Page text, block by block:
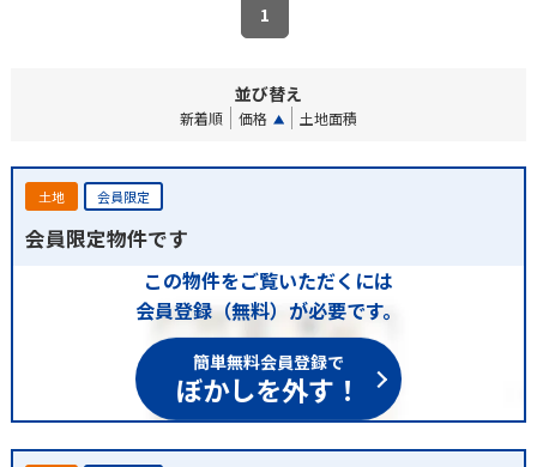
1
並び替え
新着順 価格 土地面積
土地 会員限定
会員限定物件です
この物件をご覧いただくには
会員登録（無料）が必要です。
簡単無料会員登録で
ぼかしを外す！